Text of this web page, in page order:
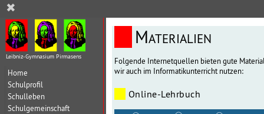
Leibniz-Gymnasium Pirmasens
Home
Schulprofil
Schulleben
Schulgemeinschaft
Materialien
Folgende Internetquellen bieten gute
wir auch im Informatikunterricht nutzen:
Online-Lehrbuch
✖